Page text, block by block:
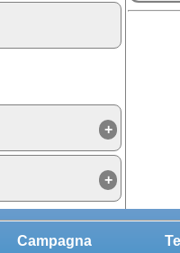
Campagna